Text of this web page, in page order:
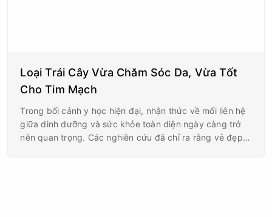
Loại Trái Cây Vừa Chăm Sóc Da, Vừa Tốt
Cho Tim Mạch
Trong bối cảnh y học hiện đại, nhận thức về mối liên hệ
giữa dinh dưỡng và sức khỏe toàn diện ngày càng trở
nên quan trọng. Các nghiên cứu đã chỉ ra rằng vẻ đẹp